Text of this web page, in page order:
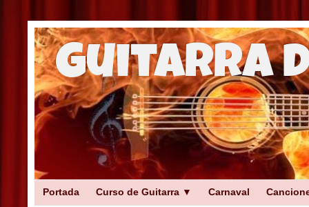
Guitarra
Portada Curso de Guitarra ▼ Carnaval